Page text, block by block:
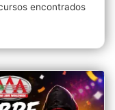
encontrados